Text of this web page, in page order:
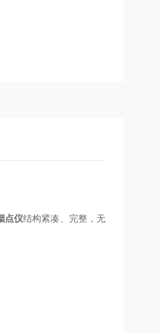
点仪结构紧凑、完整，无